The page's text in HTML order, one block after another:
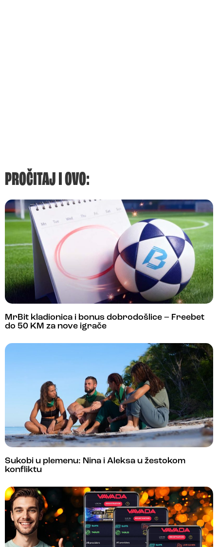
PROČITAJ I OVO:
MrBit kladionica i bonus dobrodošlice – Freebet
do 50 KM za nove igrače
Sukobi u plemenu: Nina i Aleksa u žestokom
konfliktu